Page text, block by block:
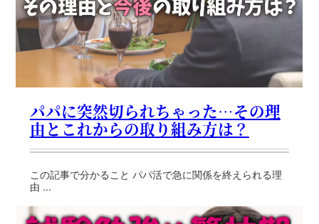
パパに突然切られちゃった…その理
由とこれからの取り組み方は？
この記事で分かること パパ活で急に関係を終えられる理
由 ...